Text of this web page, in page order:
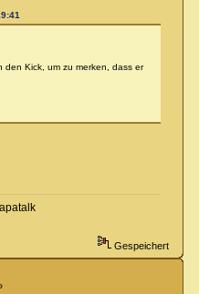
den Kick, um zu merken, dass er
Gespeichert